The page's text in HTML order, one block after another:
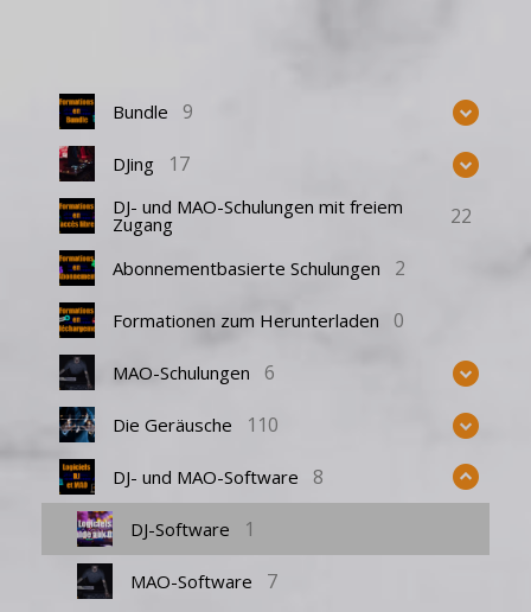
Bundle 9
DJing 17
DJ- und MAO-Schulungen mit freiem
Zugang 22
Abonnementbasierte Schulungen 2
Formationen zum Herunterladen 0
MAO-Schulungen 6
Die Geräusche 110
DJ- und MAO-Software 8
DJ-Software 1
MAO-Software 7